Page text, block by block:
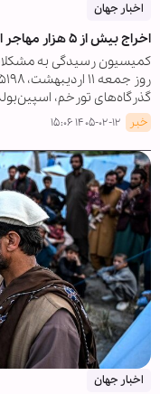
اخبار جهان
اخراج بیش از ۵ هزار مهاجر افغان از پاکستان در یک روز
کمیسیون رسیدگی به
گذرگاه‌های تورخم،
خبر ۱۴۰۵-۰۲-۱۲ ۱۵:۰۶
اخبار جهان